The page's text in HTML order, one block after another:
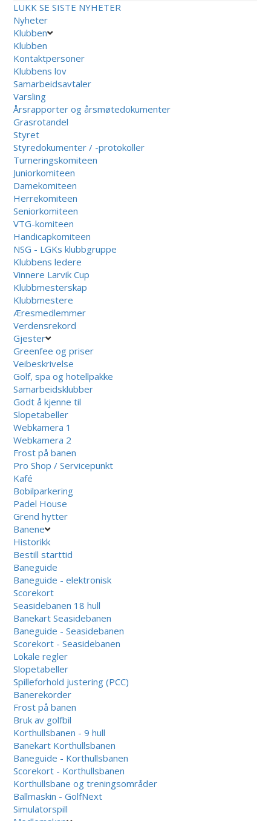
LUKK SE SISTE NYHETER
Nyheter
Klubben
Klubben
Kontaktpersoner
Klubbens lov
Samarbeidsavtaler
Varsling
Årsrapporter og årsmøtedokumenter
Grasrotandel
Styret
Styredokumenter / -protokoller
Turneringskomiteen
Juniorkomiteen
Damekomiteen
Herrekomiteen
Seniorkomiteen
VTG-komiteen
Handicapkomiteen
NSG - LGKs klubbgruppe
Klubbens ledere
Vinnere Larvik Cup
Klubbmesterskap
Klubbmestere
Æresmedlemmer
Verdensrekord
Gjester
Greenfee og priser
Veibeskrivelse
Golf, spa og hotellpakke
Samarbeidsklubber
Godt å kjenne til
Slopetabeller
Webkamera 1
Webkamera 2
Frost på banen
Pro Shop / Servicepunkt
Kafé
Bobilparkering
Padel House
Grend hytter
Banene
Historikk
Bestill starttid
Baneguide
Baneguide - elektronisk
Scorekort
Seasidebanen 18 hull
Banekart Seasidebanen
Baneguide - Seasidebanen
Scorekort - Seasidebanen
Lokale regler
Slopetabeller
Spilleforhold justering (PCC)
Banerekorder
Frost på banen
Bruk av golfbil
Korthullsbanen - 9 hull
Banekart Korthullsbanen
Baneguide - Korthullsbanen
Scorekort - Korthullsbanen
Korthullsbane og treningsområder
Ballmaskin - GolfNext
Simulatorspill